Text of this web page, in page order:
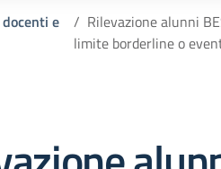
e
Rilevazione alunni
limite borderline o